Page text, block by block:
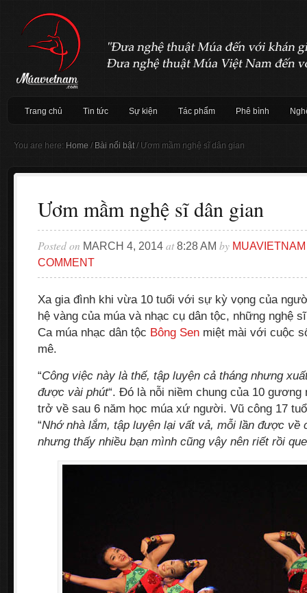
Trang chủ Tin tức Sự kiện Tác phẩm Phê bình
You are here: Home / Bài nổi bật / Ươm mầm nghệ sĩ dân gian
Ươm mầm nghệ sĩ dân gian
Posted on MARCH 4, 2014 at8:28 AM by MUAVIETNAM
COMMENT
Xa gia đình khi vừa 10 tuổi với sự kỳ vọng của
hệ vàng của múa và nhạc cụ dân tộc, những nghệ
Ca múa nhạc dân tộc Bông Sen miệt mài với cuộc
mê.
“Công việc này là thế, tập luyện cả tháng nhưng
được vài phút“. Đó là nỗi niềm chung của 10
trở về sau 6 năm học múa xứ người. Vũ công 17
“Nhớ nhà lắm, tập luyện lại vất vả, mỗi lần được về
nhưng thấy nhiều bạn mình cũng vậy nên riết rồi